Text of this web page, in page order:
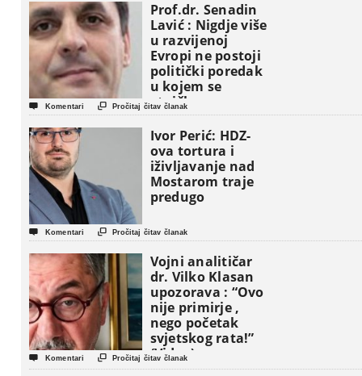
Prof.dr. Senadin
Lavić : Nigdje više
u razvijenoj
Evropi ne postoji
politički poredak
u kojem se
etničke grupe
pojavljuju kao
osnovne
političke jedinice
 Komentari  Pročitaj čitav članak
Ivor Perić: HDZ-
ova tortura i
iživljavanje nad
Mostarom traje
predugo
 Komentari  Pročitaj čitav članak
Vojni analitičar
dr. Vilko Klasan
upozorava : “Ovo
nije primirje ,
nego početak
svjetskog rata!”
(Video)
 Komentari  Pročitaj čitav članak